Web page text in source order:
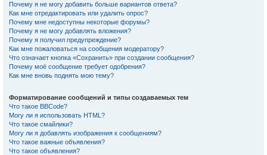
Почему я не могу добавить больше вариантов ответа?
Как мне отредактировать или удалить опрос?
Почему мне недоступны некоторые форумы?
Почему я не могу добавлять вложения?
Почему я получил предупреждение?
Как мне пожаловаться на сообщения модератору?
Что означает кнопка «Сохранить» при создании сообщения?
Почему моё сообщение требует одобрения?
Как мне вновь поднять мою тему?
Форматирование сообщений и типы создаваемых тем
Что такое BBCode?
Могу ли я использовать HTML?
Что такое смайлики?
Могу ли я добавлять изображения к сообщениям?
Что такое важные объявления?
Что такое объявления?